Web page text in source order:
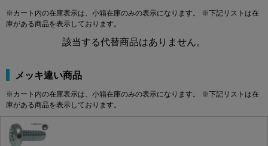
※カート内の在庫表示は、小箱在庫のみの表示になります。 ※下記リストは在
庫がある商品を表示しております。
該当する代替商品はありません。
メッキ違い商品
※カート内の在庫表示は、小箱在庫のみの表示になります。 ※下記リストは在
庫がある商品を表示しております。